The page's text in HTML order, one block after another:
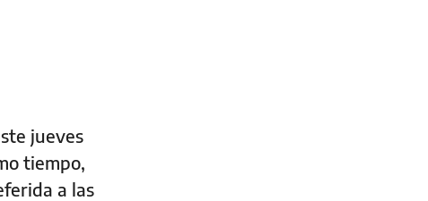
jueves
tiempo,
a las